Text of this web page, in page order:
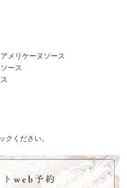
メリケーヌソース
ース
ください。